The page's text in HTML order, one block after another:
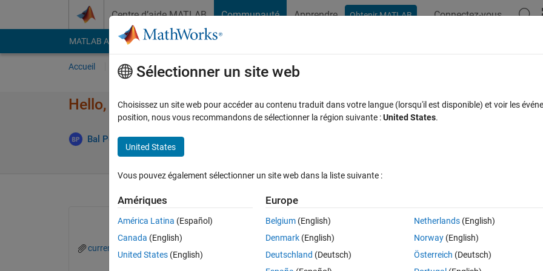
Centre d’aide MATLAB Communauté Apprendre Obtenir MATLAB Connectez-vous
MATLAB Answers File Exchange Cody
Accueil Poser une question Parcourir
Hello, how to read a BMP image in MATLAB?
Bal Poudel 30 Juin 2016
Ouvrir dans MATLAB Online
current.BMP
Sélectionner un site web
Choisissez un site web pour accéder au contenu traduit dans votre langue (lorsqu'il est disponible) et voir les
position, nous vous recommandons de sélectionner la région suivante :United States.
United States
Vous pouvez également sélectionner un site web dans la liste suivante :
Amériques
América Latina (Español)
Canada (English)
United States (English)
Europe
Belgium (English)
Denmark (English)
Deutschland (Deutsch)
Netherlands(English)
Norway(English)
Österreich (Deutsch)